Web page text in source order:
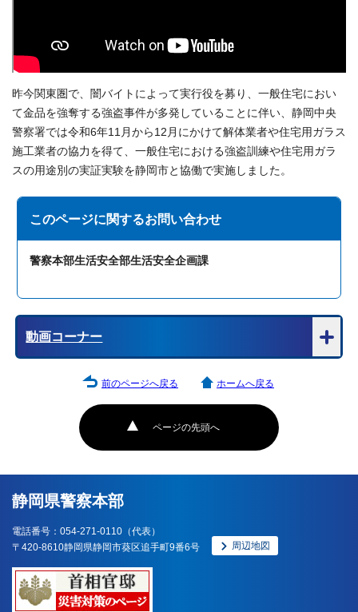
昨今関東圏で、闇バイトによって実行役を募り、一般住宅におい
て金品を強奪する強盗事件が多発していることに伴い、静岡中央
警察署では令和6年11月から12月にかけて解体業者や住宅用ガラス
施工業者の協力を得て、一般住宅における強盗訓練や住宅用ガラ
スの用途別の実証実験を静岡市と協働で実施しました。
このページに関するお問い合わせ
警察本部生活安全部生活安全企画課
動画コーナー
ページの先頭へ
前のページへ戻る ホームへ戻る
静岡県警察本部
電話番号：054-271-0110（代表）
〒420-8610静岡県静岡市葵区追手町9番6号
周辺地図